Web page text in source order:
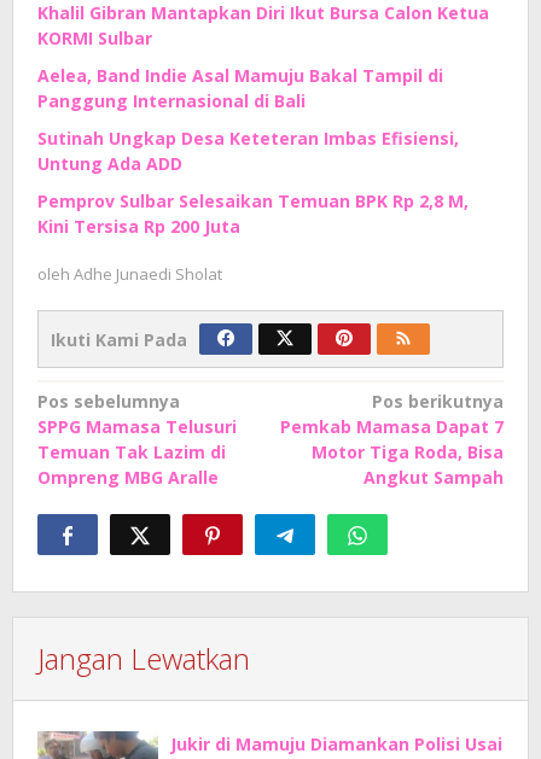
Khalil Gibran Mantapkan Diri Ikut Bursa Calon Ketua
KORMI Sulbar
Aelea, Band Indie Asal Mamuju Bakal Tampil di
Panggung Internasional di Bali
Sutinah Ungkap Desa Keteteran Imbas Efisiensi,
Untung Ada ADD
Pemprov Sulbar Selesaikan Temuan BPK Rp 2,8 M,
Kini Tersisa Rp 200 Juta
oleh Adhe Junaedi Sholat
Ikuti Kami Pada
Navigasi
pos
Pos sebelumnya
SPPG Mamasa Telusuri
Temuan Tak Lazim di
Ompreng MBG Aralle
Pos berikutnya
Pemkab Mamasa Dapat 7
Motor Tiga Roda, Bisa
Angkut Sampah
Jangan Lewatkan
Jukir di Mamuju Diamankan Polisi Usai